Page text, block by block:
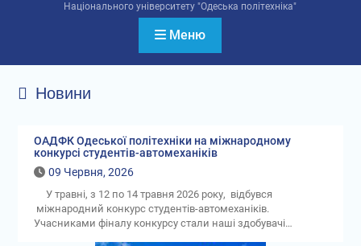
Національного університету "Одеська політехніка"
Меню
Новини
ОАДФК Одеської політехніки на міжнародному
конкурсі студентів-автомеханіків
09 Червня, 2026
У травні, з 12 по 14 травня 2026 року, відбувся
міжнародний конкурс студентів-автомеханіків.
Учасниками фіналу конкурсу стали наші здобувачі…